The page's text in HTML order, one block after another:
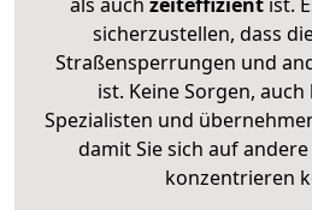
sicherzustellen, dass
Straßensperrungen und
ist. Keine Sorgen,
Spezialisten und
damit Sie sich auf
konzentrieren